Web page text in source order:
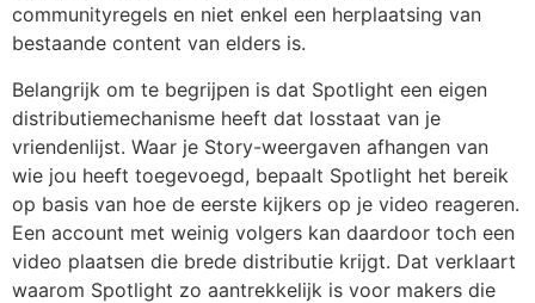
communityregels en niet enkel een herplaatsing van
bestaande content van elders is.
Belangrijk om te begrijpen is dat Spotlight een eigen
distributiemechanisme heeft dat losstaat van je
vriendenlijst. Waar je Story-weergaven afhangen van
wie jou heeft toegevoegd, bepaalt Spotlight het bereik
op basis van hoe de eerste kijkers op je video reageren.
Een account met weinig volgers kan daardoor toch een
video plaatsen die brede distributie krijgt. Dat verklaart
waarom Spotlight zo aantrekkelijk is voor makers die